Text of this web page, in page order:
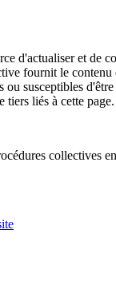
d'actualiser et de
fournit le
ou susceptibles
tiers liés à cette
collectives